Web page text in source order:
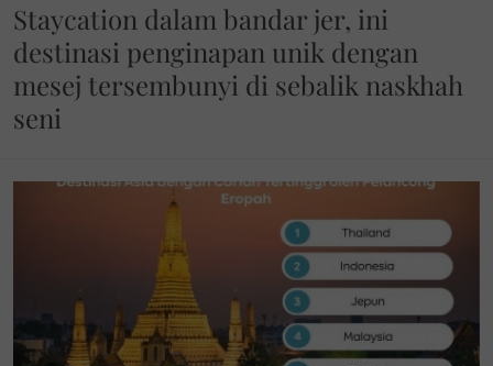
Staycation dalam bandar jer, ini
destinasi penginapan unik dengan
mesej tersembunyi di sebalik naskhah
seni